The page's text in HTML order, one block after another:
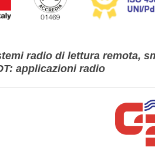
radio di lettura remota,
applicazioni radio